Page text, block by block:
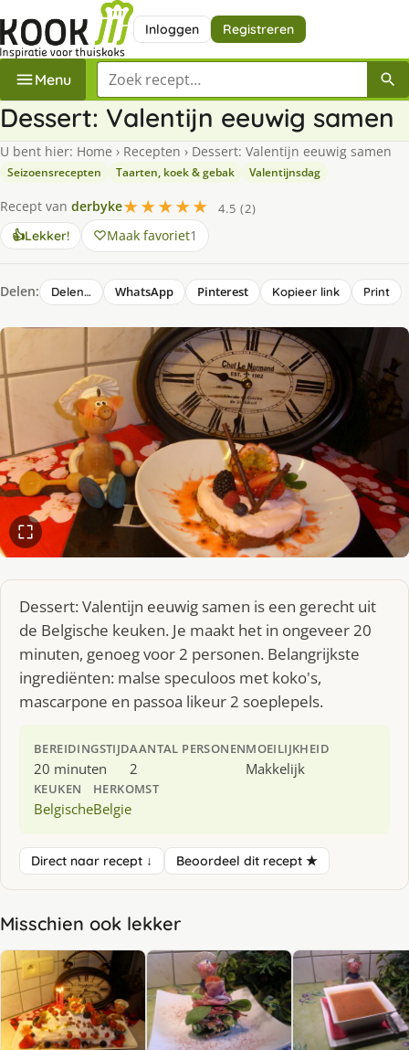
Inloggen Registreren
Menu Zoek een recept
Dessert: Valentijn eeuwig samen
U bent hier: Home › Recepten › Dessert: Valentijn eeuwig samen
Seizoensrecepten Taarten, koek & gebak Valentijnsdag
Recept van derbyke★★★★★
4.5 (2)
👍Lekker! Maak favoriet1
Delen: Delen… WhatsApp Pinterest Kopieer link Print
Dessert: Valentijn eeuwig samen is een gerecht uit
de Belgische keuken. Je maakt het in ongeveer 20
minuten, genoeg voor 2 personen. Belangrijkste
ingrediënten: malse speculoos met koko's,
mascarpone en passoa likeur 2 soeplepels.
BEREIDINGSTIJD
20 minuten
AANTAL PERSONEN
2
MOEILIJKHEID
Makkelijk
KEUKEN
Belgische
HERKOMST
Belgie
Direct naar recept ↓ Beoordeel dit recept ★
Misschien ook lekker